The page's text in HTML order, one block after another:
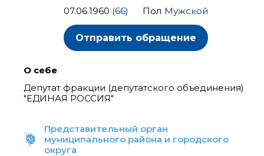
07.06.1960 (66) Пол Мужской
Отправить обращение
О себе
Депутат фракции (депутатского объединения)
"ЕДИНАЯ РОССИЯ"
Представительный орган
муниципального района и городского
округа